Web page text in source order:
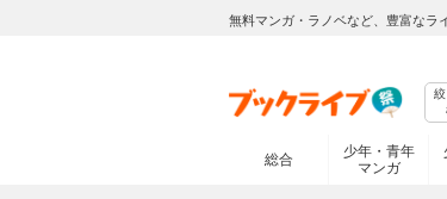
無料マンガ・ラノベなど、豊富なラ
総合
少年・青年
マンガ